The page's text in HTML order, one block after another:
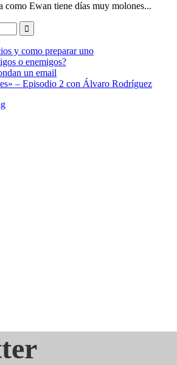
como Ewan tiene días muy molones...
y como preparar uno
o enemigos?
un email
– Episodio 2 con Álvaro Rodríguez